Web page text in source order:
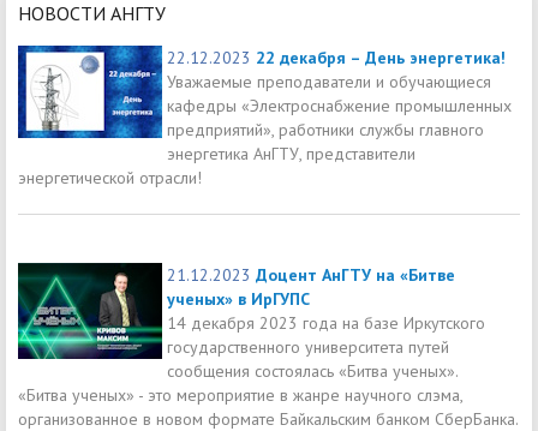
НОВОСТИ АНГТУ
22.12.2023 22 декабря – День энергетика!
Уважаемые преподаватели и обучающиеся
кафедры «Электроснабжение промышленных
предприятий», работники службы главного
энергетика АнГТУ, представители
энергетической отрасли!
21.12.2023 Доцент АнГТУ на «Битве
ученых» в ИрГУПС
14 декабря 2023 года на базе Иркутского
государственного университета путей
сообщения состоялась «Битва ученых».
«Битва ученых» - это мероприятие в жанре научного слэма,
организованное в новом формате Байкальским банком СберБанка.